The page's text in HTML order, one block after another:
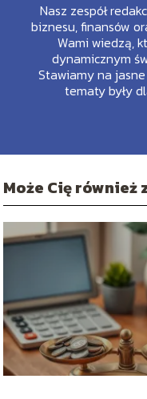
Nasz zespół
biznesu, finansów
Wami wiedzą,
dynamicznym
Stawiamy na
tematy były
Może Cię